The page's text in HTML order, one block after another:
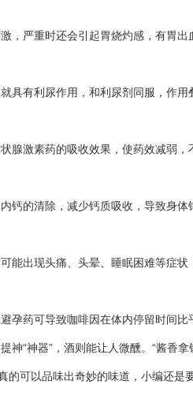
，严重时还会引起胃烧灼感，有胃
具有利尿作用，和利尿剂同服，作
腺激素药的吸收效果，使药效减弱
钙的清除，减少钙质吸收，导致身
能出现头痛、头晕、睡眠困难等症
孕药可导致咖啡因在体内停留时间
神“神器”，酒则能让人微醺。“酱香
的可以品味出奇妙的味道，小编还是